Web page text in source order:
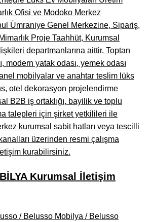
Ofisi ve Modoko Merkez
Ümraniye Genel Merkezine, Sipariş,
Proje Taahhüt, Kurumsal
departmanlarına aittir. Toptan
modern yatak odası, yemek odası
mobilyalar ve anahtar teslim lüks
otel dekorasyon projelendirme
B2B iş ortaklığı, bayilik ve toplu
talepleri için şirket yetkilileri ile
kurumsal sabit hatları veya tescilli
üzerinden resmi çalışma
kurabilirsiniz.
Kurumsal İletişim
/ Belusso Mobilya / Belusso